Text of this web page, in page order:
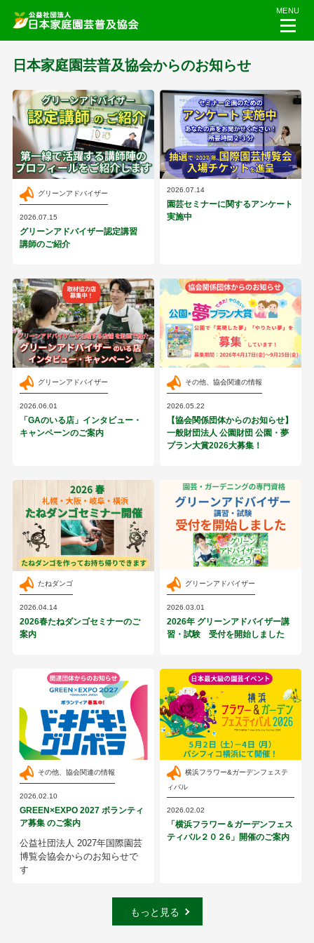
MENU
日本家庭園芸普及協会からのお知らせ
グリーンアドバイザー
2026.07.15
グリーンアドバイザー認定講習
講師のご紹介
2026.07.14
園芸セミナーに関するアンケート
実施中
グリーンアドバイザー
2026.06.01
「GAのいる店」インタビュー・
キャンペーンのご案内
その他、協会関連の情報
2026.05.22
【協会関係団体からのお知らせ】
一般財団法人 公園財団 公園・夢
プラン大賞2026大募集！
たねダンゴ
2026.04.14
2026春たねダンゴセミナーのご
案内
グリーンアドバイザー
2026.03.01
2026年 グリーンアドバイザー講
習・試験 受付を開始しました
その他、協会関連の情報
2026.02.10
GREEN×EXPO 2027 ボランティ
ア募集 のご案内
公益社団法人 2027年国際園芸
博覧会協会からのお知らせで
す
横浜フラワー&ガーデンフェステ
ィバル
2026.02.02
「横浜フラワー＆ガーデンフェス
ティバル２０２6」開催のご案内
もっと見る